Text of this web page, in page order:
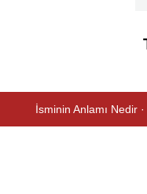
İsminin Anlamı Nedir